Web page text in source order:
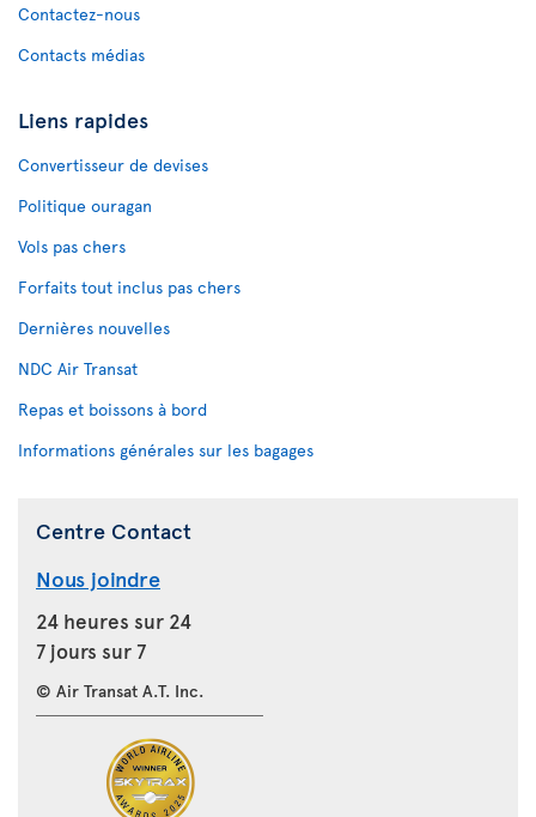
Contactez-nous
Contacts médias
Liens rapides
Convertisseur de devises
Politique ouragan
Vols pas chers
Forfaits tout inclus pas chers
Dernières nouvelles
NDC Air Transat
Repas et boissons à bord
Informations générales sur les bagages
Centre Contact
Nous joindre
24 heures sur 24
7 jours sur 7
© Air Transat A.T. Inc.